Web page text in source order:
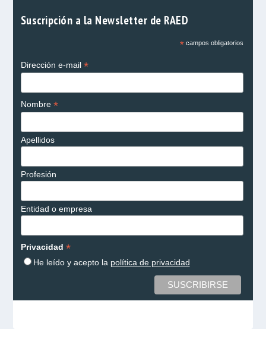
Suscripción a la Newsletter de RAED
*campos obligatorios
Dirección e-mail *
Nombre *
Apellidos
Profesión
Entidad o empresa
Privacidad *
He leído y acepto la política de privacidad